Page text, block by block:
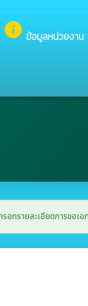
info ข้อมูลหน่วยงาน
กรายละเอียดการขอเ